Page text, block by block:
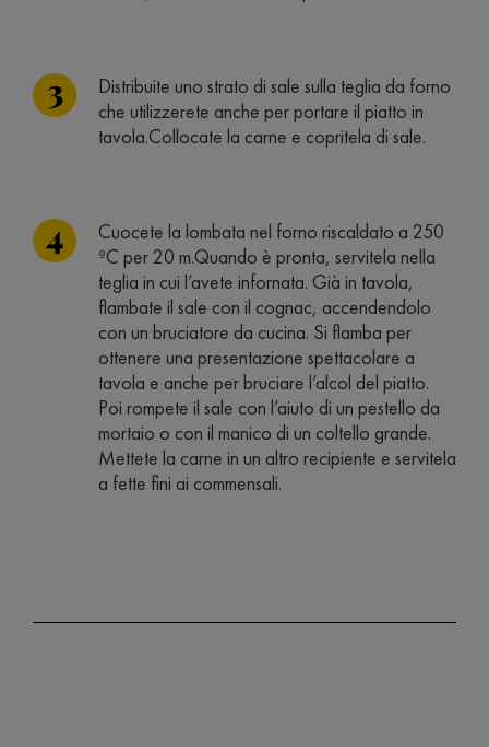
Distribuite uno strato di sale sulla teglia da forno
che utilizzerete anche per portare il piatto in
tavola.Collocate la carne e copritela di sale.
Cuocete la lombata nel forno riscaldato a 250
ºC per 20 m.Quando è pronta, servitela nella
teglia in cui l’avete infornata. Già in tavola,
flambate il sale con il cognac, accendendolo
con un bruciatore da cucina. Si flamba per
ottenere una presentazione spettacolare a
tavola e anche per bruciare l’alcol del piatto.
Poi rompete il sale con l’aiuto di un pestello da
mortaio o con il manico di un coltello grande.
Mettete la carne in un altro recipiente e servitela
a fette fini ai commensali.